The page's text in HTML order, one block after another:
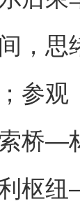
，思
参观
桥—
枢